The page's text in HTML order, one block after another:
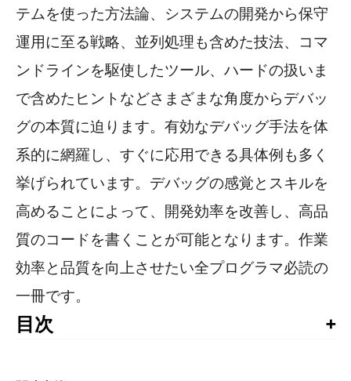
テムを使った方法論、システムの開発から保守
運用に至る戦略、並列処理も含めた技法、コマ
ンドラインを駆使したツール、ハードの扱いま
で含めたヒントなどさまざまな角度からデバッ
グの本質に迫ります。有効なデバッグ手法を体
系的に網羅し、すぐに応用できる具体例も多く
挙げられています。デバッグの感覚とスキルを
高めることによって、開発効率を改善し、高品
質のコードを書くことが可能となります。作業
効率と品質を向上させたい全プログラマ必読の
一冊です。
目次